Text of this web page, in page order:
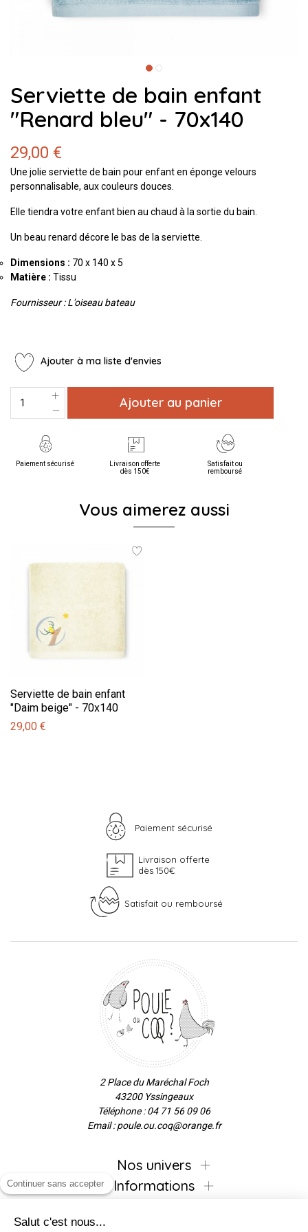
Serviette de bain enfant
"Renard bleu" - 70x140
29,00 €
Une jolie serviette de bain pour enfant en éponge velours
personnalisable, aux couleurs douces.
Elle tiendra votre enfant bien au chaud à la sortie du bain.
Un beau renard décore le bas de la serviette.
Dimensions : 70 x 140 x 5
Matière : Tissu
Fournisseur : L'oiseau bateau
Ajouter à ma liste d'envies
Ajouter au panier
Paiement sécurisé
Livraison offerte
dès 150€
Satisfait ou
remboursé
Vous aimerez aussi
Serviette de bain enfant
"Daim beige" - 70x140
29,00 €
Paiement sécurisé
Livraison offerte
dès 150€
Satisfait ou remboursé
2 Place du Maréchal Foch
43200 Yssingeaux
Téléphone : 04 71 56 09 06
Email : poule.ou.coq@orange.fr
Nos univers
Informations
Continuer sans accepter
Salut c'est nous...